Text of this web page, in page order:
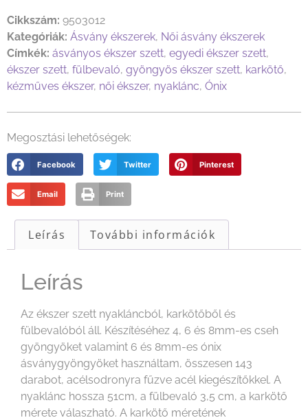
Cikkszám: 9503012
Kategóriák: Ásvány ékszerek, Női ásvány ékszerek
Címkék: ásványos ékszer szett, egyedi ékszer szett,
ékszer szett, fülbevaló, gyöngyös ékszer szett, karkötő,
kézműves ékszer, női ékszer, nyaklánc, Ónix
Megosztási lehetőségek:
Facebook Twitter Pinterest
Email Print
Leírás További információk
Leírás
Az ékszer szett nyakláncból, karkötőből és
fülbevalóból áll. Készítéséhez 4, 6 és 8mm-es cseh
gyöngyöket valamint 6 és 8mm-es ónix
ásványgyöngyöket használtam, összesen 143
darabot, acélsodronyra fűzve acél kiegészítőkkel. A
nyaklánc hossza 51cm, a fülbevaló 3,5 cm, a karkötő
mérete válaszható. A karkötő méretének